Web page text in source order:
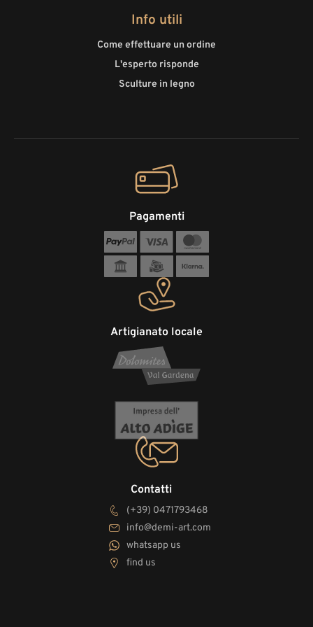
Info utili
Come effettuare un ordine
L'esperto risponde
Sculture in legno
Contatti
(+39) 0471793468
info@demi-art.com
whatsapp us
find us
Artigianato locale
Pagamenti